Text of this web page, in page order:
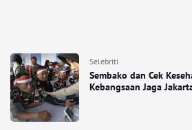
Selebriti
Sembako dan Cek
Kebangsaan Jaga